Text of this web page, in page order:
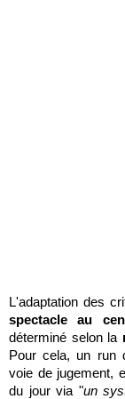
L'adaptation des
spectacle au
déterminé selon la
Pour cela, un run
voie de jugement,
du jour via "un